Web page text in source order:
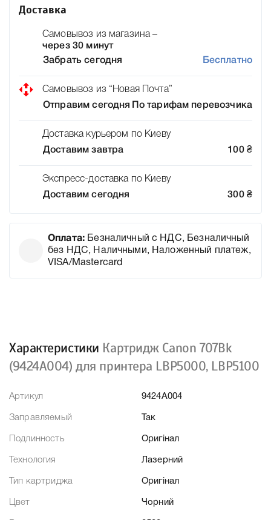
Доставка
Самовывоз из магазина –
через 30 минут
Забрать сегодня
Бесплатно
Самовывоз из “Новая Почта”
Отправим сегодня
По тарифам перевозчика
Доставка курьером по Киеву
Доставим завтра
100 ₴
Экспресс-доставка по Киеву
Доставим сегодня
300 ₴
Оплата: Безналичный с НДС, Безналичный
без НДС, Наличными, Наложенный платеж,
VISA/Mastercard
Характеристики Картридж Canon 707Bk
(9424A004) для принтера LBР5000, LBР5100
Артикул 9424A004
Заправляемый Так
Подлинность Оригінал
Технология Лазерний
Тип картриджа Оригінал
Цвет Чорний